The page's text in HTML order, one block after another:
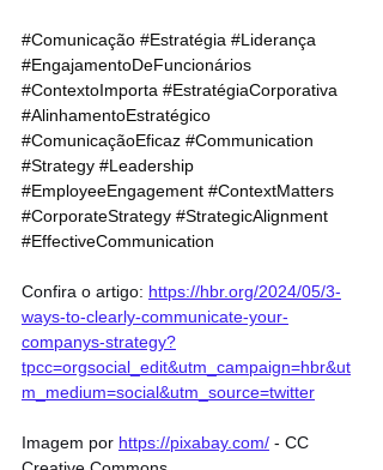
#Comunicação #Estratégia #Liderança
#EngajamentoDeFuncionários
#ContextoImporta #EstratégiaCorporativa
#AlinhamentoEstratégico
#ComunicaçãoEficaz #Communication
#Strategy #Leadership
#EmployeeEngagement #ContextMatters
#CorporateStrategy #StrategicAlignment
#EffectiveCommunication
Confira o artigo: https://hbr.org/2024/05/3-
ways-to-clearly-communicate-your-
companys-strategy?
tpcc=orgsocial_edit&utm_campaign=hbr&ut
m_medium=social&utm_source=twitter
Imagem por https://pixabay.com/ - CC